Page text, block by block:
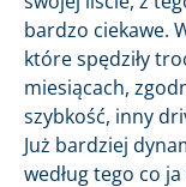
bardzo ciekawe.
które spędziły
miesiącach,
szybkość, inny
Już bardziej
według tego co